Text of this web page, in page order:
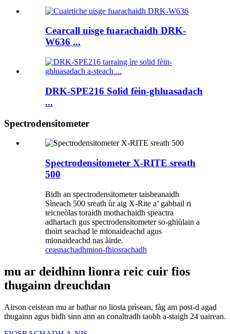
Cearcall uisge fuarachaidh DRK-
W636 ...
DRK-SPE216 Solid fèin-ghluasadach
...
Spectrodensitometer
Spectrodensitometer X-RITE sreath
500
Bidh an spectrodensitometer taisbeanaidh
Sìneach 500 sreath ùr aig X-Rite a’ gabhail ri
teicneòlas toraidh mothachaidh speactra
adhartach gus spectrodensitometer so-ghiùlain a
thoirt seachad le mionaideachd agus
mionaideachd nas àirde.
ceasnachadhmion-fhiosrachadh
mu ar deidhinn lìonra reic cuir fios
thugainn dreuchdan
Airson ceistean mu ar bathar no liosta prìsean, fàg am post-d agad
thugainn agus bidh sinn ann an conaltradh taobh a-staigh 24 uairean.